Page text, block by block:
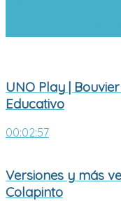
UNO Play |
Educativo
00:02:57
Versiones y más
Colapinto